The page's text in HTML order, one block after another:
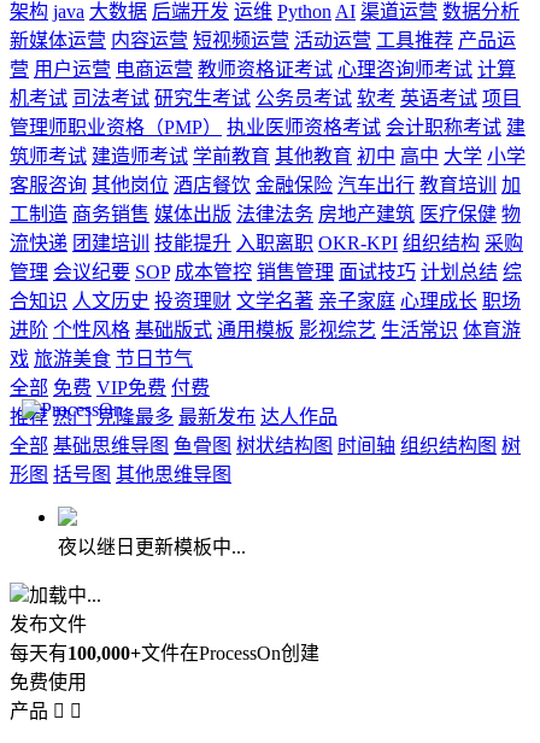
架构 java 大数据 后端开发 运维 Python AI 渠道运营 数据分析
新媒体运营 内容运营 短视频运营 活动运营 工具推荐 产品运
营 用户运营 电商运营 教师资格证考试 心理咨询师考试 计算
机考试 司法考试 研究生考试 公务员考试 软考 英语考试 项目
管理师职业资格（PMP）
执业医师资格考试 会计职称考试 建
筑师考试 建造师考试 学前教育 其他教育 初中 高中 大学 小学
客服咨询 其他岗位 酒店餐饮 金融保险 汽车出行 教育培训
加
工制造 商务销售 媒体出版 法律法务 房地产建筑 医疗保健 物
流快递 团建培训 技能提升 入职离职 OKR-KPI 组织结构 采购
管理 会议纪要 SOP 成本管控 销售管理 面试技巧 计划总结 综
合知识 人文历史 投资理财 文学名著 亲子家庭 心理成长 职场
进阶 个性风格 基础版式 通用模板 影视综艺 生活常识 体育游
戏 旅游美食 节日节气
全部 免费 VIP免费 付费
推荐 热门 克隆最多 最新发布 达人作品
全部 基础思维导图 鱼骨图 树状结构图 时间轴 组织结构图 树
形图 括号图 其他思维导图
夜以继日更新模板中...
加载中...
发布文件
每天有100,000+文件在ProcessOn创建
免费使用
产品  